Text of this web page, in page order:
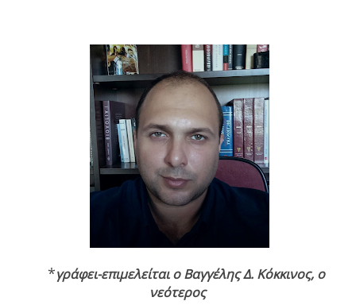
*γράφει-επιμελείται οΒαγγέλης Δ. Κόκκινος, ο
νεότερος